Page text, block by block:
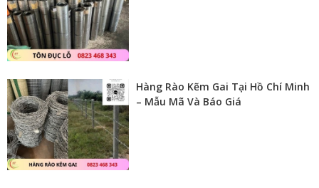
Hàng Rào Kẽm Gai Tại Hồ Chí Minh
– Mẫu Mã Và Báo Giá